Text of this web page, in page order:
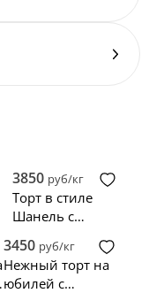
3850 руб/кг
Торт в стиле
Шанель с
девочки
3450 руб/кг
Нежный торт на
юбилей с